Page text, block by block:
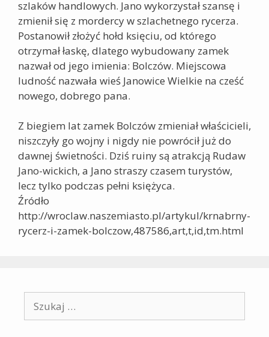
szlaków handlowych. Jano wykorzystał szansę i
zmienił się z mordercy w szlachetnego rycerza.
Postanowił złożyć hołd księciu, od którego
otrzymał łaskę, dlatego wybudowany zamek
nazwał od jego imienia: Bolczów. Miejscowa
ludność nazwała wieś Janowice Wielkie na cześć
nowego, dobrego pana.
Z biegiem lat zamek Bolczów zmieniał właścicieli,
niszczyły go wojny i nigdy nie powrócił już do
dawnej świetności. Dziś ruiny są atrakcją Rudaw
Jano-wickich, a Jano straszy czasem turystów,
lecz tylko podczas pełni księżyca.
Źródło
http://wroclaw.naszemiasto.pl/artykul/krnabrny-
rycerz-i-zamek-bolczow,487586,art,t,id,tm.html